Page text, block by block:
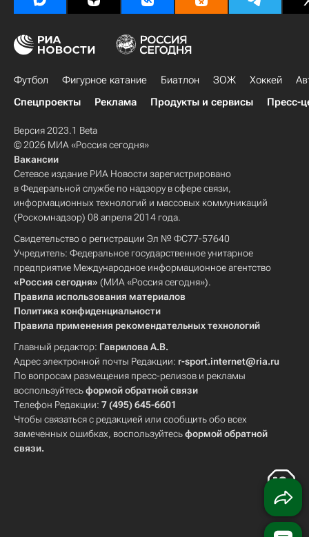
Футбол Фигурное катание Биатлон ЗОЖ Хоккей
Спецпроекты
Реклама Продукты и сервисы Пресс-
Версия 2023.1 Beta
© 2026 МИА «Россия сегодня»
Вакансии
Сетевое издание РИА Новости зарегистрировано
в Федеральной службе по надзору в сфере связи,
информационных технологий и массовых коммуникаций
(Роскомнадзор) 08 апреля 2014 года.
Свидетельство о регистрации Эл № ФС77-57640
Учредитель: Федеральное государственное унитарное
предприятие Международное информационное агентство
«Россия сегодня» (МИА «Россия сегодня»).
Правила использования материалов
Политика конфиденциальности
Правила применения рекомендательных технологий
Главный редактор: Гаврилова А.В.
Адрес электронной почты Редакции: r-sport.internet@ria.ru
По вопросам размещения пресс-релизов и рекламы
воспользуйтесьформой обратной связи
Телефон Редакции: 7 (495) 645-6601
Чтобы связаться с редакцией или сообщить обо всех
замеченных ошибках, воспользуйтесьформой обратной
связи.